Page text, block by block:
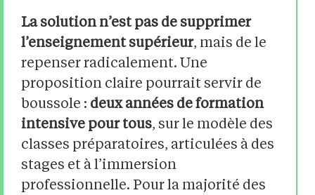
La solution n’est pas de supprimer
l’enseignement supérieur, mais de le
repenser radicalement. Une
proposition claire pourrait servir de
boussole : deux années de formation
intensive pour tous, sur le modèle des
classes préparatoires, articulées à des
stages et à l’immersion
professionnelle. Pour la majorité des